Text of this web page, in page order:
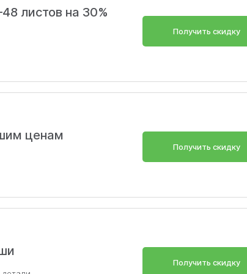
листов на 30%
Получить скидку
ценам
Получить скидку
Получить скидку